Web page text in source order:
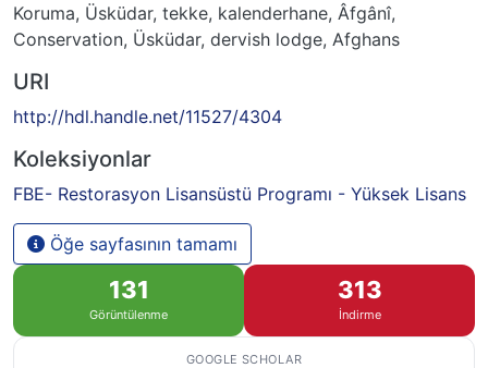
Koruma, Üsküdar, tekke, kalenderhane, Âfgânî,
Conservation, Üsküdar, dervish lodge, Afghans
URI
http://hdl.handle.net/11527/4304
Koleksiyonlar
FBE- Restorasyon Lisansüstü Programı - Yüksek Lisans
Öğe sayfasının tamamı
131
Görüntülenme
313
İndirme
GOOGLE SCHOLAR